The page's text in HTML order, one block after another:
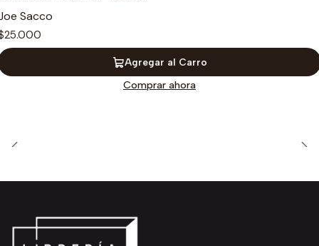
Sacco
Agregar al Carro
Comprar ahora